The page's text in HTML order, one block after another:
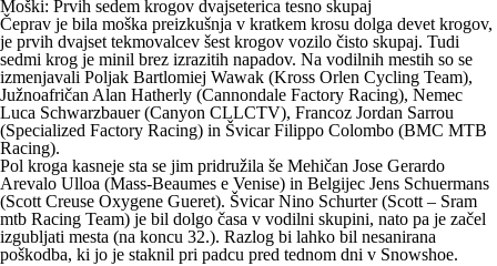
Moški: Prvih sedem krogov dvajseterica tesno skupaj
Čeprav je bila moška preizkušnja v kratkem krosu dolga devet krogov,
je prvih dvajset tekmovalcev šest krogov vozilo čisto skupaj. Tudi
sedmi krog je minil brez izrazitih napadov. Na vodilnih mestih so se
izmenjavali Poljak Bartlomiej Wawak (Kross Orlen Cycling Team),
Južnoafričan Alan Hatherly (Cannondale Factory Racing), Nemec
Luca Schwarzbauer (Canyon CLLCTV), Francoz Jordan Sarrou
(Specialized Factory Racing) in Švicar Filippo Colombo (BMC MTB
Racing).
Pol kroga kasneje sta se jim pridružila še Mehičan Jose Gerardo
Arevalo Ulloa (Mass-Beaumes e Venise) in Belgijec Jens Schuermans
(Scott Creuse Oxygene Gueret). Švicar Nino Schurter (Scott – Sram
mtb Racing Team) je bil dolgo časa v vodilni skupini, nato pa je začel
izgubljati mesta (na koncu 32.). Razlog bi lahko bil nesanirana
poškodba, ki jo je staknil pri padcu pred tednom dni v Snowshoe.